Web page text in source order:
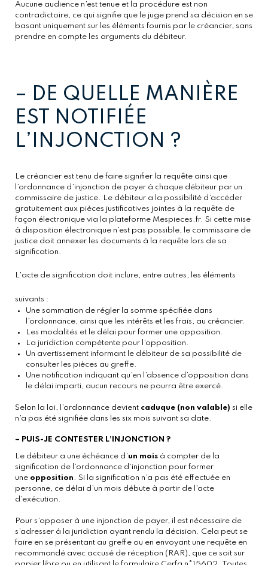
Aucune audience n’est tenue et la procédure est non
contradictoire, ce qui signifie que le juge prend sa décision en se
basant uniquement sur les éléments fournis par le créancier, sans
prendre en compte les arguments du débiteur.
– DE QUELLE MANIÈRE
EST NOTIFIÉE
L’INJONCTION ?
Le créancier est tenu de faire signifier la requête ainsi que
l’ordonnance d’injonction de payer à chaque débiteur par un
commissaire de justice. Le débiteur a la possibilité d’accéder
gratuitement aux pièces justificatives jointes à la requête de
façon électronique via la plateforme Mespieces.fr. Si cette mise
à disposition électronique n’est pas possible, le commissaire de
justice doit annexer les documents à la requête lors de sa
signification.
L'acte de signification doit inclure, entre autres, les éléments
suivants :
Une sommation de régler la somme spécifiée dans
l’ordonnance, ainsi que les intérêts et les frais, au créancier.
Les modalités et le délai pour former une opposition.
La juridiction compétente pour l’opposition.
Un avertissement informant le débiteur de sa possibilité de
consulter les pièces au greffe.
Une notification indiquant qu’en l’absence d’opposition dans
le délai imparti, aucun recours ne pourra être exercé.
Selon la loi, l’ordonnance devient caduque (non valable) si elle
n’a pas été signifiée dans les six mois suivant sa date.
– PUIS-JE CONTESTER L’INJONCTION ?
Le débiteur a une échéance d’un mois à compter de la
signification de l’ordonnance d’injonction pour former
une opposition. Si la signification n’a pas été effectuée en
personne, ce délai d’un mois débute à partir de l’acte
d’exécution.
Pour s’opposer à une injonction de payer, il est nécessaire de
s’adresser à la juridiction ayant rendu la décision. Cela peut se
faire en se présentant au greffe ou en envoyant une requête en
recommandé avec accusé de réception (RAR), que ce soit sur